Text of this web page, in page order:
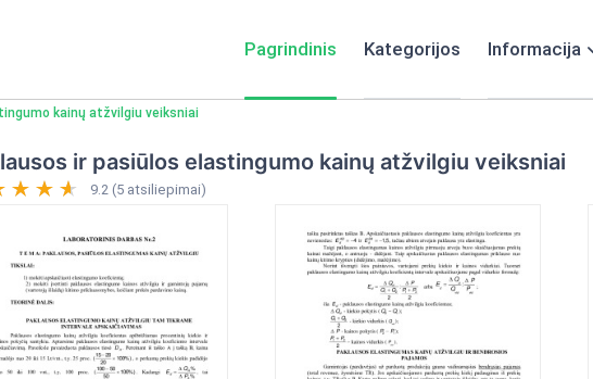
Pagrindinis Kategorijos Informacija
kainų atžvilgiu veiksniai
ir pasiūlos elastingumo kainų atžvilgiu veiksniai
9.2 (5 atsiliepimai)